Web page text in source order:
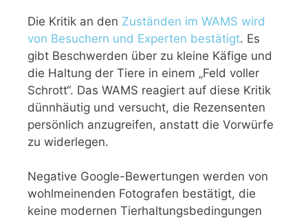
Die Kritik an den Zuständen im WAMS wird
von Besuchern und Experten bestätigt. Es
gibt Beschwerden über zu kleine Käfige und
die Haltung der Tiere in einem „Feld voller
Schrott“. Das WAMS reagiert auf diese Kritik
dünnhäutig und versucht, die Rezensenten
persönlich anzugreifen, anstatt die Vorwürfe
zu widerlegen.
Negative Google-Bewertungen werden von
wohlmeinenden Fotografen bestätigt, die
keine modernen Tierhaltungsbedingungen